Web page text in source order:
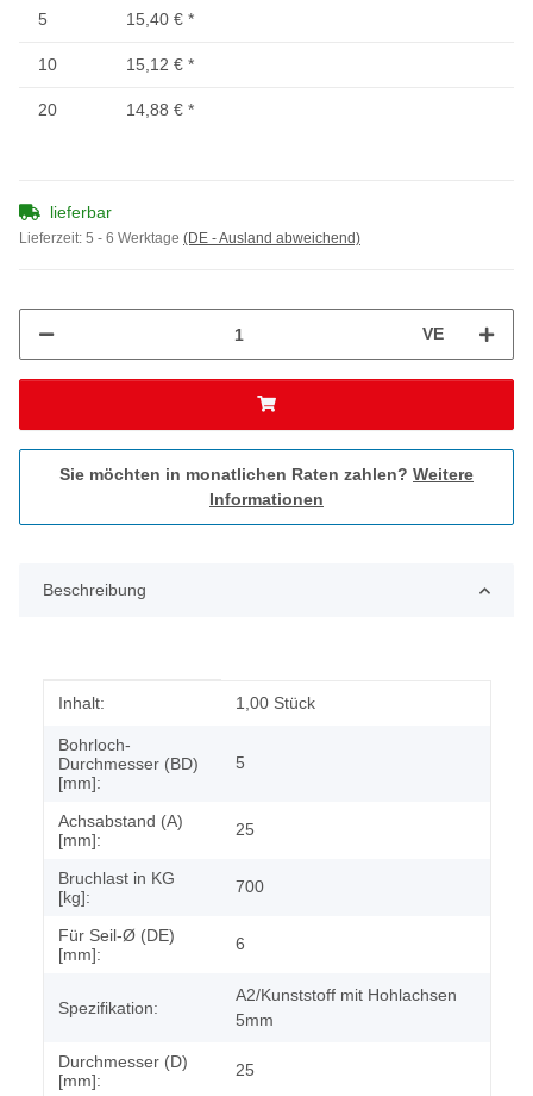
5 15,40 € *
10 15,12 € *
20 14,88 € *
lieferbar
Lieferzeit: 5 - 6 Werktage (DE - Ausland abweichend)
VE
Sie möchten in monatlichen Raten zahlen? Weitere
Informationen
Beschreibung
Produkteigenschaft
Wert
Inhalt: 1,00 Stück
Bohrloch-
Durchmesser (BD)
[mm]:
5
Achsabstand (A)
[mm]:
25
Bruchlast in KG
[kg]:
700
Für Seil-Ø (DE)
[mm]:
6
Spezifikation:
A2/Kunststoff mit Hohlachsen
5mm
Durchmesser (D)
[mm]:
25